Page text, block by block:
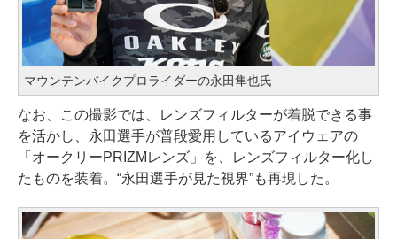
マウンテンバイクプロライダーの永田隼也氏
なお、この撮影では、レンズフィルターが着脱できる事
を活かし、永田選手が普段愛用しているアイウェアの
「オークリーPRIZMレンズ」を、レンズフィルター化し
たものを装着。“永田選手が見た視界”も再現した。